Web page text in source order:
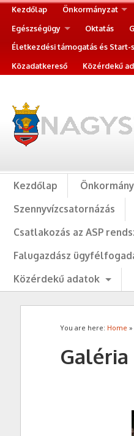
Kezdőlap Önkormányzat
Egészségügy
Oktatás
Életkezdési támogatás és Start-
Közadatkereső
Közérdekű
Kezdőlap
Szennyvízcsatornázás
Csatlakozás az ASP
Falugazdász
Közérdekű adatok
You are here: Home »
Galéria